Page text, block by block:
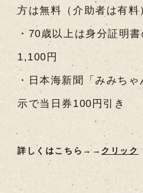
方は無料（介助者は有料
・70歳以上は身分証明
1,100円
・日本海新聞「みみち
示で当日券100円引き
詳しくはこちら→→ クリック